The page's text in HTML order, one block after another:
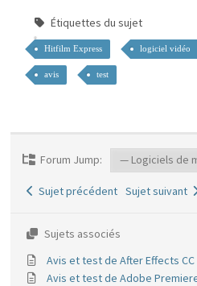
Étiquettes du sujet
Hitfilm Express logiciel vidéo
avis test
Forum Jump:
Sujet précédent Sujet suivant
Sujets associés
Avis et test de After Effects CC
Avis et test de Adobe